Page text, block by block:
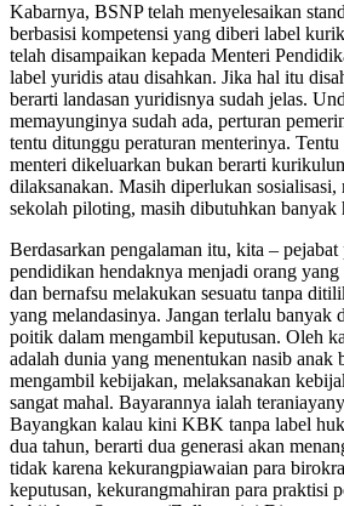
Kabarnya, BSNP telah menyelesaikan
berbasisi kompetensi yang diberi label
telah disampaikan kepada Menteri
label yuridis atau disahkan. Jika hal itu
berarti landasan yuridisnya sudah jelas.
memayunginya sudah ada, perturan
tentu ditunggu peraturan menterinya. Tentu
menteri dikeluarkan bukan berarti
dilaksanakan. Masih diperlukan
sekolah piloting, masih dibutuhkan banyak
Berdasarkan pengalaman itu, kita –
pendidikan hendaknya menjadi orang
dan bernafsu melakukan sesuatu tanpa
yang melandasinya. Jangan terlalu banyak
poitik dalam mengambil keputusan. Oleh
adalah dunia yang menentukan nasib anak
mengambil kebijakan, melaksanakan
sangat mahal. Bayarannya ialah
Bayangkan kalau kini KBK tanpa label
dua tahun, berarti dua generasi akan
tidak karena kekurangpiawaian para
keputusan, kekurangmahiran para praktisi